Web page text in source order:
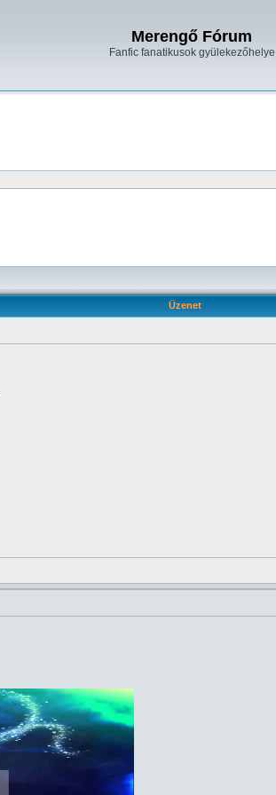
Merengő Fórum
Fanfic fanatikusok gyülekezőhelye
Üzenet